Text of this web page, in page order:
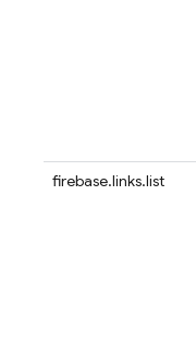
firebase.links.list